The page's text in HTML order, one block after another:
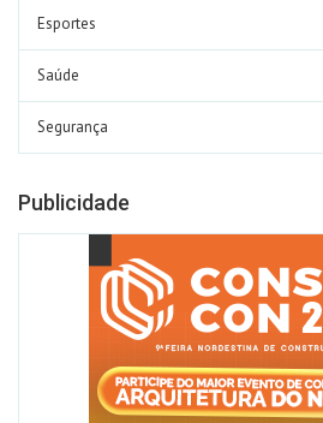
Esportes
Saúde
Segurança
Publicidade